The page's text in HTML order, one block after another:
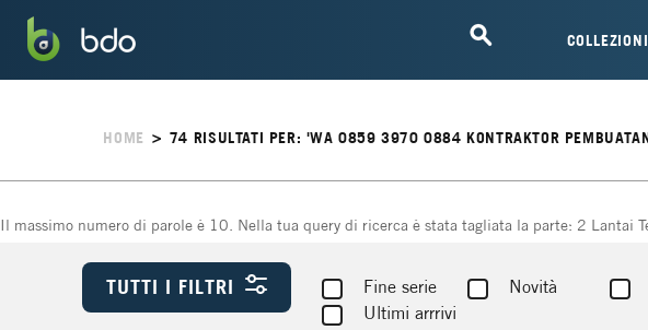
COLLEZIONI
HOME > 74 RISULTATI PER: 'WA 0859 3970 0884 KONTRAKTOR
Il massimo numero di parole è 10. Nella tua query di ricerca è stata tagliata la parte: 2 Lantai
TUTTI I FILTRI Fine serie
Novità
Ultimi arrrivi